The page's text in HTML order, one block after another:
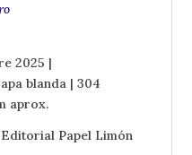
2025 |
blanda | 304
aprox.
Papel Limón